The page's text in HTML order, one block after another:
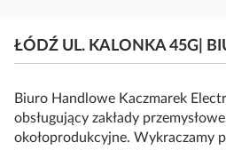
ŁÓDŹ UL. KALONKA 45G|
Biuro Handlowe Kaczmarek
obsługujący zakłady
okołoprodukcyjne. Wykraczamy